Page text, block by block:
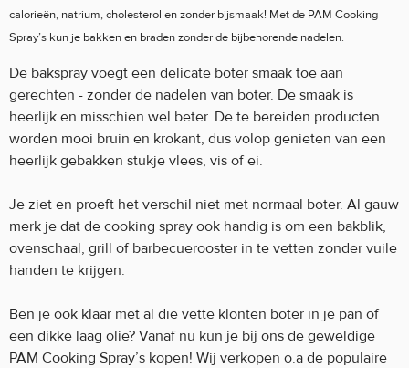
calorieën, natrium, cholesterol en zonder bijsmaak! Met de PAM Cooking
Spray’s kun je bakken en braden zonder de bijbehorende nadelen.
De bakspray voegt een delicate boter smaak toe aan
gerechten - zonder de nadelen van boter. De smaak is
heerlijk en misschien wel beter. De te bereiden producten
worden mooi bruin en krokant, dus volop genieten van een
heerlijk gebakken stukje vlees, vis of ei.
Je ziet en proeft het verschil niet met normaal boter. Al gauw
merk je dat de cooking spray ook handig is om een bakblik,
ovenschaal, grill of barbecuerooster in te vetten zonder vuile
handen te krijgen.
Ben je ook klaar met al die vette klonten boter in je pan of
een dikke laag olie? Vanaf nu kun je bij ons de geweldige
PAM Cooking Spray’s kopen! Wij verkopen o.a de populaire